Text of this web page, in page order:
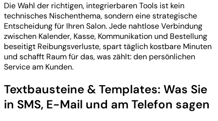
Die Wahl der richtigen, integrierbaren Tools ist kein
technisches Nischenthema, sondern eine strategische
Entscheidung für Ihren Salon. Jede nahtlose Verbindung
zwischen Kalender, Kasse, Kommunikation und Bestellung
beseitigt Reibungsverluste, spart täglich kostbare Minuten
und schafft Raum für das, was zählt: den persönlichen
Service am Kunden.
Textbausteine & Templates: Was Sie
in SMS, E-Mail und am Telefon sagen